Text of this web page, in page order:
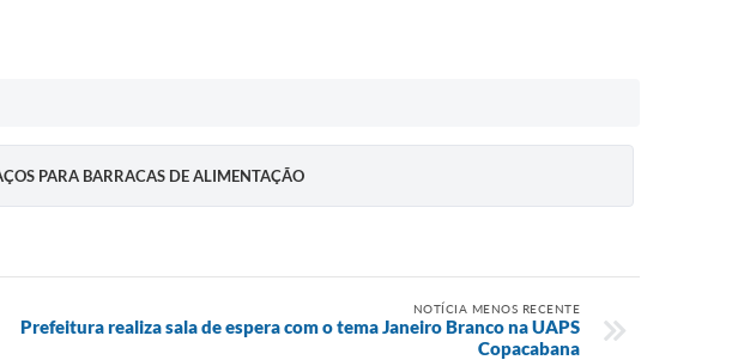
PARA BARRACAS DE ALIMENTAÇÃO
NOTÍCIA MENOS RECENTE
Prefeitura realiza sala de espera com o tema Janeiro Branco na UAPS
Copacabana